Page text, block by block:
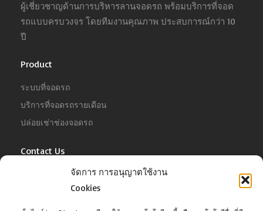
จัดการ การอนุญาตใช้งาน
Cookies
ผู้เชี่ยวชาญด้านการบริหารลานจอดรถ พร้อมบริการที่จอด
รถแบบครบวงจร โดยทีมงานคุณภาพ ประสบการณ์กว่า 10
ปี
Product
ระบบที่จอดรถ
บริการที่จอดรถรายเดือน
ปล่อยเช่าช่องจอดรถ
Contact Us
02-022-4680